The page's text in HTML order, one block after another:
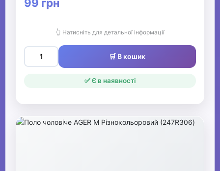
99 грн
👆 Натисніть для детальної інформації
🛒 В кошик
✅ Є в наявності